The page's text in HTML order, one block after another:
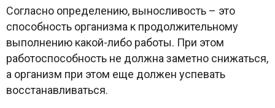
Согласно определению, выносливость – это
способность организма к продолжительному
выполнению какой-либо работы. При этом
работоспособность не должна заметно снижаться,
а организм при этом еще должен успевать
восстанавливаться.